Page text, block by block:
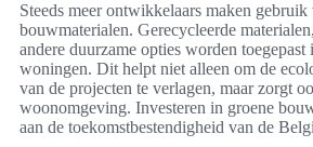
Steeds meer ontwikkelaars maken gebruik
bouwmaterialen. Gerecycleerde
andere duurzame opties worden toegepast
woningen. Dit helpt niet alleen om de
van de projecten te verlagen, maar zorgt
woonomgeving. Investeren in groene
aan de toekomstbestendigheid van de